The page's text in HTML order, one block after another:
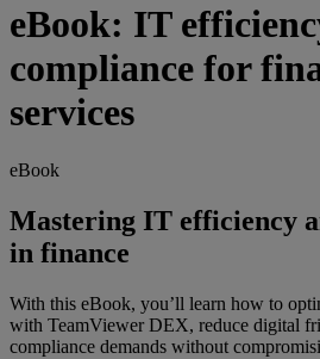
eBook: IT
compliance for
services
eBook
Mastering IT efficiency
in finance
With this eBook, you’ll learn how to
with TeamViewer DEX, reduce digital
compliance demands without